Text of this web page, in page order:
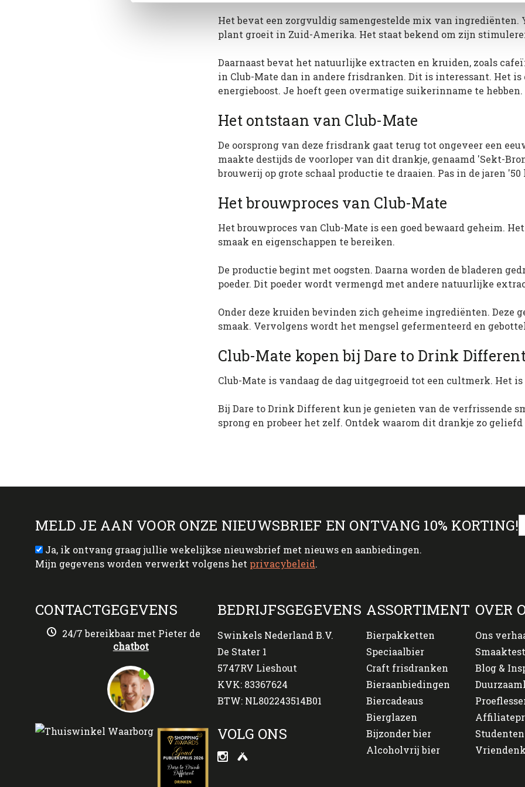
Het bevat een zorgvuldig samengestelde mix van ingrediënten.
plant groeit in Zuid-Amerika. Het staat bekend om zijn
Daarnaast bevat het natuurlijke extracten en kruiden, zoals
in Club-Mate dan in andere frisdranken. Dit is interessant. Het
energieboost. Je hoeft geen overmatige suikerinname te hebben.
Het ontstaan van Club-Mate
De oorsprong van deze frisdrank gaat terug tot ongeveer een
maakte destijds de voorloper van dit drankje, genaamd 'Sekt-
brouwerij op grote schaal productie te draaien. Pas in de jaren
Het brouwproces van Club-Mate
Het brouwproces van Club-Mate is een goed bewaard geheim.
smaak en eigenschappen te bereiken.
De productie begint met oogsten. Daarna worden de bladeren
poeder. Dit poeder wordt vermengd met andere natuurlijke
Onder deze kruiden bevinden zich geheime ingrediënten. Deze
smaak. Vervolgens wordt het mengsel gefermenteerd en
Club-Mate kopen bij Dare to Drink
Club-Mate is vandaag de dag uitgegroeid tot een cultmerk. Het
Bij Dare to Drink Different kun je genieten van de verfrissende
sprong en probeer het zelf. Ontdek waarom dit drankje zo
MELD JE AAN VOOR ONZE NIEUWSBRIEF EN ONTVANG 10% KORTING!
Ja, ik ontvang graag jullie wekelijkse nieuwsbrief met nieuws en aanbiedingen.
Mijn gegevens worden verwerkt volgens het privacybeleid.
CONTACTGEGEVENS
24/7 bereikbaar met Pieter de
chatbot
BEDRIJFSGEGEVENS
Swinkels Nederland B.V.
De Stater 1
5747RV Lieshout
KVK: 83367624
BTW: NL802243514B01
VOLG ONS
ASSORTIMENT
Bierpakketten
Speciaalbier
Craft frisdranken
Bieraanbiedingen
Biercadeaus
Bierglazen
Bijzonder bier
Alcoholvrij bier
OVER
Ons
Smaaktest
Blog &